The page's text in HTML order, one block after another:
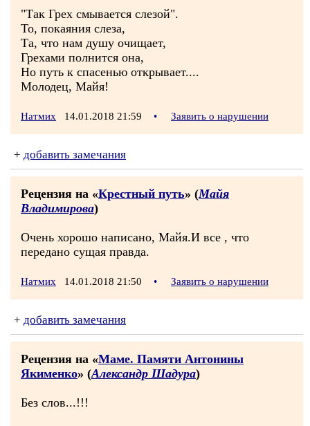
"Так Грех смывается слезой".
То, покаяния слеза,
Та, что нам душу очищает,
Грехами полнится она,
Но путь к спасенью открывает....
Молодец, Майя!
Натмих 14.01.2018 21:59 • Заявить о нарушении
+ добавить замечания
Рецензия на «Крестный путь» (Майя
Владимирова)
Очень хорошо написано, Майя.И все , что
передано сущая правда.
Натмих 14.01.2018 21:50 • Заявить о нарушении
+ добавить замечания
Рецензия на «Маме. Памяти Антонины
Якименко» (Александр Шадура)
Без слов...!!!